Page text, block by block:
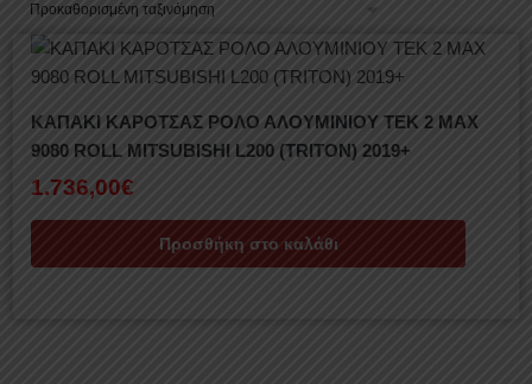
ΚΑΠΑΚΙ ΚΑΡΟΤΣΑΣ ΡΟΛΟ ΑΛΟΥΜΙΝΙΟΥ TEK 2 MAX
9080 ROLL MITSUBISHI L200 (TRITON) 2019+
1.736,00€
Προσθήκη στο καλάθι